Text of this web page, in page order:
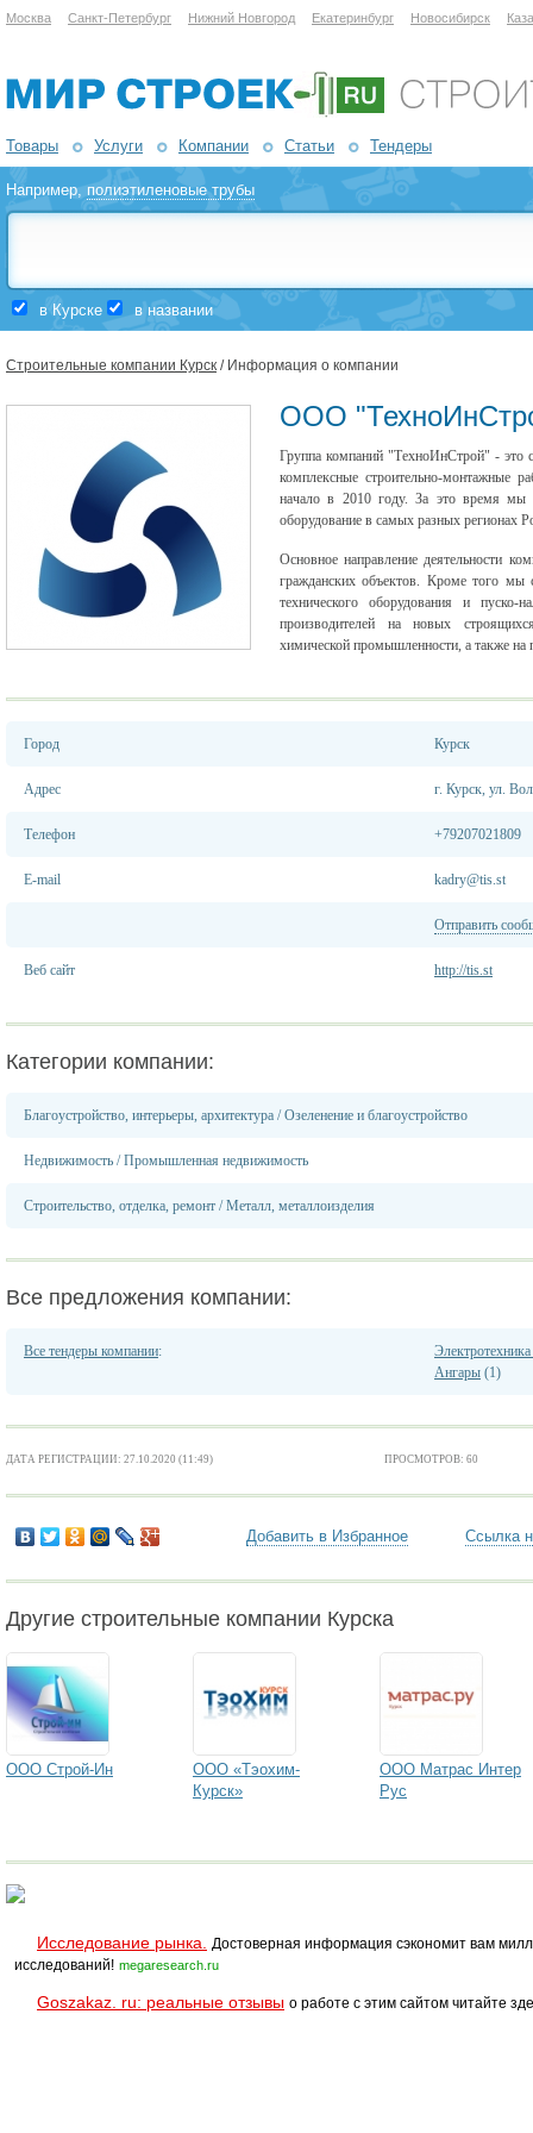
Москва Санкт-Петербург Нижний Новгород Екатеринбург Новосибирск
Товары Услуги Компании Статьи Тендеры
Например,полиэтиленовые трубы
в Курске в названии
Строительные компании Курск / Информация о компании
ООО
Группа компаний "ТехноИнСтрой" - это
комплексные строительно-монтажные
начало в 2010 году. За это время мы
оборудование в самых разных регионах
Основное направление деятельности
гражданских объектов. Кроме того мы
технического оборудования и пуско-
производителей на новых
химической промышленности, а также
Город Курск
Адрес г. Курск, ул.
Телефон +79207021809
E-mail kadry@tis.st
Отправить
Веб сайт http://tis.st
Категории компании:
Благоустройство, интерьеры, архитектура /Озеленение и благоустройство
Недвижимость /Промышленная недвижимость
Строительство, отделка, ремонт /Металл, металлоизделия
Все предложения компании:
Все тендеры компании:
Ангары (1)
ДАТА РЕГИСТРАЦИИ: 27.10.2020 (11:49) ПРОСМОТРОВ: 60
Добавить в Избранное Ссылка
Другие строительные компании Курска
ООО Строй-Ин
ООО «Тэохим-
Курск»
ООО Матрас Интер
Рус
Исследование рынка.
Достоверная информация сэкономит вам
исследований! megaresearch.ru
Goszakaz. ru: реальные отзывы о работе с этим сайтом читайте